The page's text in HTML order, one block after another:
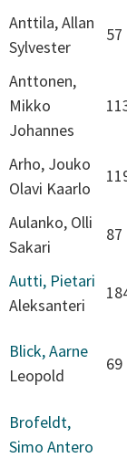
Anttila, Allan
Sylvester
57
Anttonen,
Mikko
Johannes
Arho, Jouko
Olavi Kaarlo
Aulanko, Olli
Sakari
87
Autti, Pietari
Aleksanteri
Blick, Aarne
Leopold
69
Brofeldt,
Simo Antero